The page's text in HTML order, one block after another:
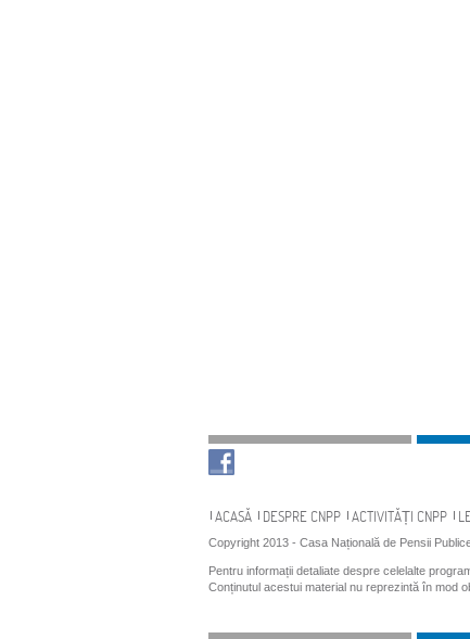
Navigare
ACASĂ DESPRE CNPP ACTIVITĂȚI CNPP
Copyright 2013 - Casa Națională de Pensii
Pentru informații detaliate despre celelalte
Conținutul acestui material nu reprezintă în mod